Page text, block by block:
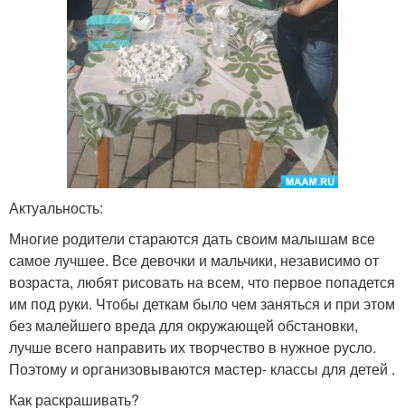
Актуальность:
Многие родители стараются дать своим малышам все
самое лучшее. Все девочки и мальчики, независимо от
возраста, любят рисовать на всем, что первое попадется
им под руки. Чтобы деткам было чем заняться и при этом
без малейшего вреда для окружающей обстановки,
лучше всего направить их творчество в нужное русло.
Поэтому и организовываются мастер- классы для детей .
Как раскрашивать?